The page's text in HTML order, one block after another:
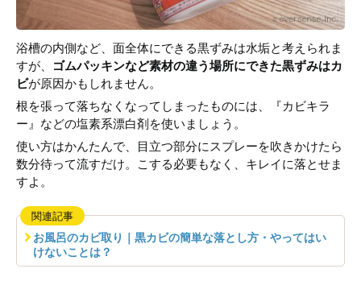
浴槽の内側など、面全体にできる黒ずみは水垢と考えられま
すが、
ゴムパッキンなど素材の違う場所にできた黒ずみはカ
ビが原因かもしれません。
根を張って落ちなくなってしまったものには、『カビキラ
ー』などの塩素系漂白剤を使いましょう。
使い方はかんたんで、目立つ部分にスプレーを吹きかけたら
数分待って流すだけ。こする必要もなく、キレイに落とせま
すよ。
関連記事
お風呂のカビ取り｜黒カビの簡単な落とし方・やってはい
けないことは？